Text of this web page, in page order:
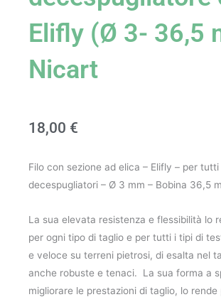
Elifly (Ø 3- 36,5
Nicart
18,00 €
Filo con sezione ad elica – Elifly – per tutti
decespugliatori – Ø 3 mm – Bobina 36,5
La sua elevata resistenza e flessibilità lo
per ogni tipo di taglio e per tutti i tipi di
e veloce su terreni pietrosi, di esalta nel
anche robuste e tenaci. La sua forma a
migliorare le prestazioni di taglio, lo rende